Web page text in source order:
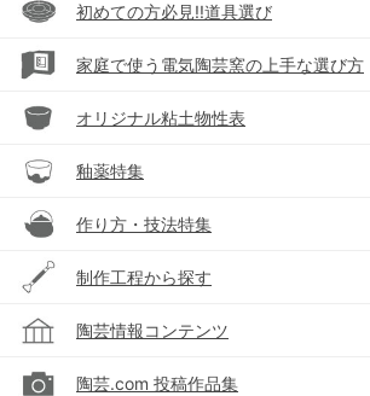
初めての方必見!!道具選び
家庭で使う電気陶芸窯の上手な選び方
オリジナル粘土物性表
釉薬特集
作り方・技法特集
制作工程から探す
陶芸情報コンテンツ
陶芸.com 投稿作品集